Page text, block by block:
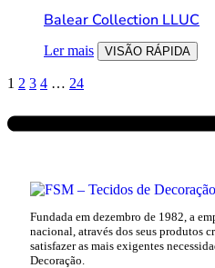
Balear Collection LLUC
Ler mais VISÃO RÁPIDA
1 2 3 4 … 24
Fundada em dezembro de 1982, a
nacional, através dos seus produtos
satisfazer as mais exigentes
Decoração.